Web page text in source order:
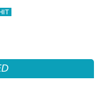
देखें पूरा रूटमैप